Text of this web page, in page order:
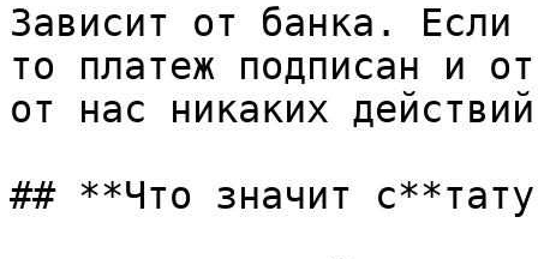
Зависит от банка. Если
то платеж подписан и
от нас никаких
## **Что значит